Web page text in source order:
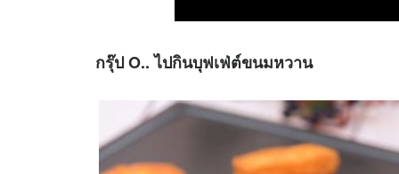
กรุ๊ป O.. ไปกินบุฟเฟ่ต์ขนมหวาน